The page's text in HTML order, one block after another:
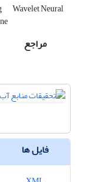
Wavelet Neural
مراجع
فایل ها